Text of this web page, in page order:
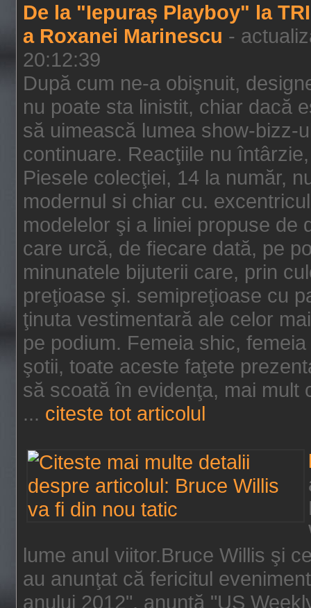
De la "Iepuraș Playboy" la
a Roxanei Marinescu -
20:12:39
După cum ne-a obişnuit,
nu poate sta linistit, chiar dacă
să uimească lumea show-bizz-
continuare. Reacţiile nu
Piesele colecţiei, 14 la număr,
modernul si chiar cu.
modelelor şi a liniei propuse de
care urcă, de fiecare dată, pe
minunatele bijuterii care, prin
preţioase şi. semipreţioase cu
ţinuta vestimentară ale celor
pe podium. Femeia shic,
şotii, toate aceste faţete
să scoată în evidenţa, mai mult
... citeste tot articolul
lume anul viitor.Bruce Willis şi
au anunţat că fericitul
anului 2012", anunţă "US